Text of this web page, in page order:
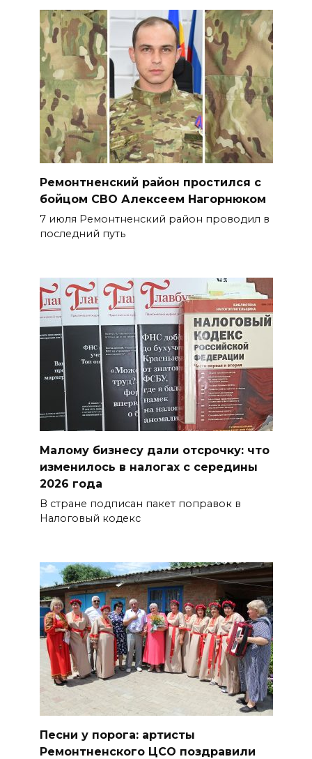
Ремонтненский район простился с
бойцом СВО Алексеем Нагорнюком
7 июля Ремонтненский район проводил в
последний путь
Малому бизнесу дали отсрочку: что
изменилось в налогах с середины
2026 года
В стране подписан пакет поправок в
Налоговый кодекс
Песни у порога: артисты
Ремонтненского ЦСО поздравили